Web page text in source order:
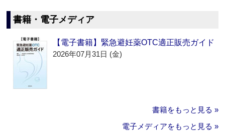
書籍・電子メディア
【電子書籍】緊急避妊薬OTC適正販売ガイド
2026年07月31日 (金)
書籍をもっと見る »
電子メディアをもっと見る »